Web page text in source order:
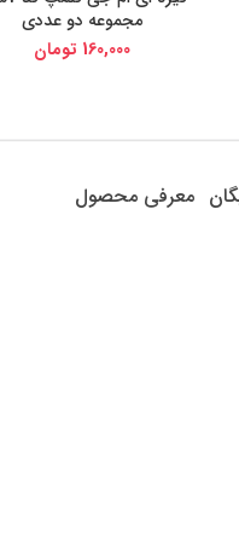
مجموعه دو عددی
160,000 تومان
معرفی محصول